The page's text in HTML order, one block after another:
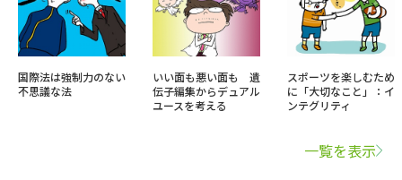
国際法は強制力のない
不思議な法
いい面も悪い面も 遺
伝子編集からデュアル
ユースを考える
スポーツを楽しむため
に「大切なこと」：イ
ンテグリティ
一覧を表示